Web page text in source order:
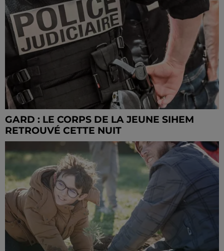
GARD : LE CORPS DE LA JEUNE SIHEM
RETROUVÉ CETTE NUIT